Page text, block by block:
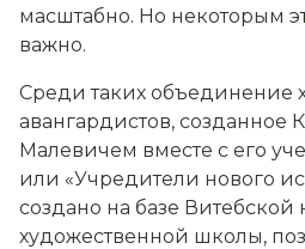
масштабно. Но некоторым
важно.
Среди таких объединение
авангардистов, созданное
Малевичем вместе с его
или «Учредители нового
создано на базе Витебской
художественной школы,